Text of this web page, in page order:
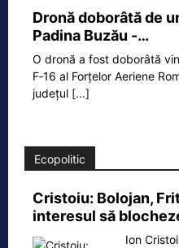
Dronă doborâtă de
Padina Buzău -…
O dronă a fost doborâtă
F‑16 al Forțelor Aeriene
județul [...]
Ecopolitic
Cristoiu: Bolojan,
interesul să
Ion